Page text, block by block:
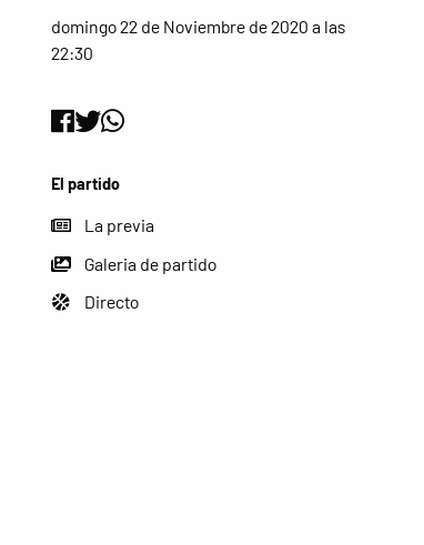
domingo 22 de Noviembre de 2020 a las
22:30
El partido
La previa
Galeria de partido
Directo